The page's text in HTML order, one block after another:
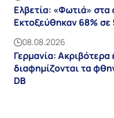
Ελβετία: «Φωτιά» στα
Εκτοξεύθηκαν 68% σε
08.08.2026
Γερμανία:
διαφημίζονται τα
DB